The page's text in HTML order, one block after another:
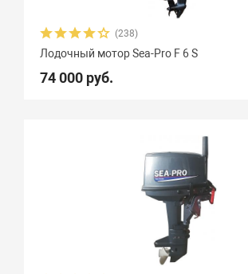
(238)
Лодочный мотор Sea-Pro F 6 S
74 000 руб.